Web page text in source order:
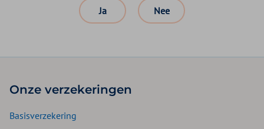
Ja Nee
Onze verzekeringen
Basisverzekering